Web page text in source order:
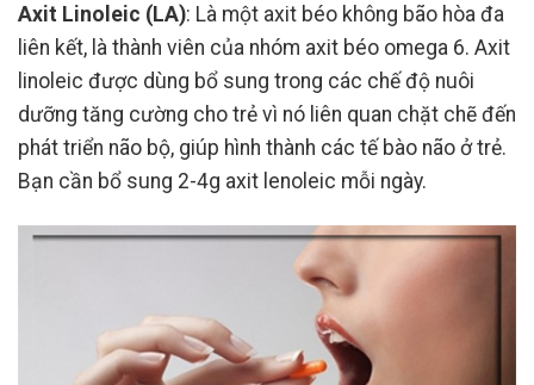
Axit Linoleic (LA): Là một axit béo không bão hòa đa
liên kết, là thành viên của nhóm axit béo omega 6. Axit
linoleic được dùng bổ sung trong các chế độ nuôi
dưỡng tăng cường cho trẻ vì nó liên quan chặt chẽ đến
phát triển não bộ, giúp hình thành các tế bào não ở trẻ.
Bạn cần bổ sung 2-4g axit lenoleic mỗi ngày.